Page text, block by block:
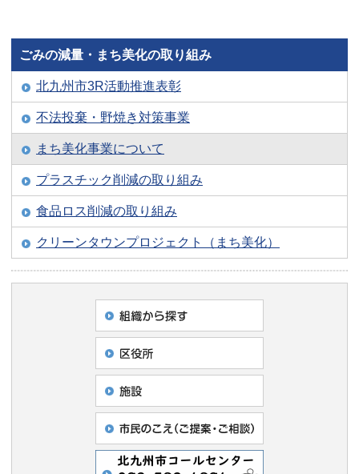
ごみの減量・まち美化の取り組み
北九州市3R活動推進表彰
不法投棄・野焼き対策事業
まち美化事業について
プラスチック削減の取り組み
食品ロス削減の取り組み
クリーンタウンプロジェクト（まち美化）